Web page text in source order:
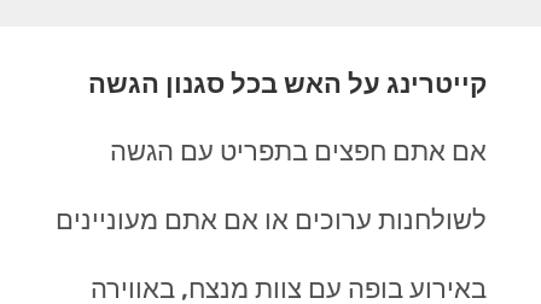
קייטרינג על האש בכל סגנון הגשה
אם אתם חפצים בתפריט עם הגשה
לשולחנות ערוכים או אם אתם מעוניינים
באירוע בופה עם צוות מנצח, באווירה